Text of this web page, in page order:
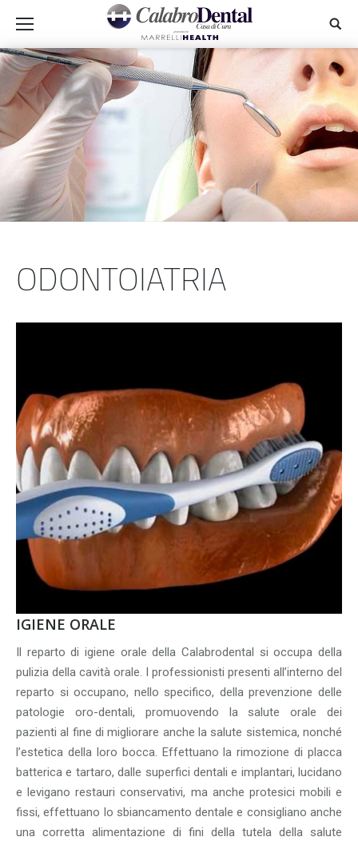
ODONTOIATRIA
IGIENE ORALE
Il reparto di igiene orale della Calabrodental si occupa della
pulizia della cavità orale. I professionisti presenti all’interno del
reparto si occupano, nello specifico, della prevenzione delle
patologie oro-dentali, promuovendo la salute orale dei
pazienti al fine di migliorare anche la salute sistemica, nonché
l’estetica della loro bocca. Effettuano la rimozione di placca
batterica e tartaro, dalle superfici dentali e implantari, lucidano
e levigano restauri conservativi, ma anche protesici mobili e
fissi, effettuano lo sbiancamento dentale e consigliano anche
una corretta alimentazione di fini della tutela della salute